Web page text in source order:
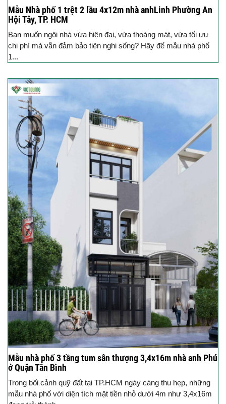
Mẫu Nhà phố 1 trệt 2 lầu 4x12m nhà anhLinh Phường An
Hội Tây, TP. HCM
Bạn muốn ngôi nhà vừa hiện đại, vừa thoáng mát, vừa tối ưu
chi phí mà vẫn đảm bảo tiện nghi sống? Hãy để mẫu nhà phố
1...
Mẫu nhà phố 3 tầng tum sân thượng 3,4x16m nhà anh Phú
ở Quận Tân Bình
Trong bối cảnh quỹ đất tại TP.HCM ngày càng thu hẹp, những
mẫu nhà phố với diện tích mặt tiền nhỏ dưới 4m như 3,4x16m